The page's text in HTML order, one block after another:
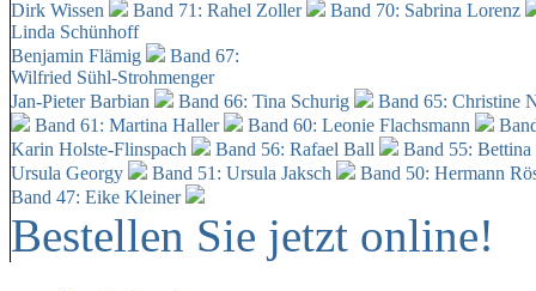
Dirk Wissen
Band 71: Rahel Zoller
Band 70: Sabrina Lorenz
Linda Schünhoff
Benjamin Flämig
Band 67:
Wilfried Sühl-Strohmenger
Jan-Pieter Barbian
Band 66: Tina Schurig
Band 65: Christine
Band 61: Martina Haller
Band 60: Leonie Flachsmann
Karin Holste-Flinspach
Band 56: Rafael Ball
Band 55:
Ursula Georgy
Band 51: Ursula Jaksch Band 50: Hermann
Band 47: Eike Kleiner
Bestellen Sie jetzt online!